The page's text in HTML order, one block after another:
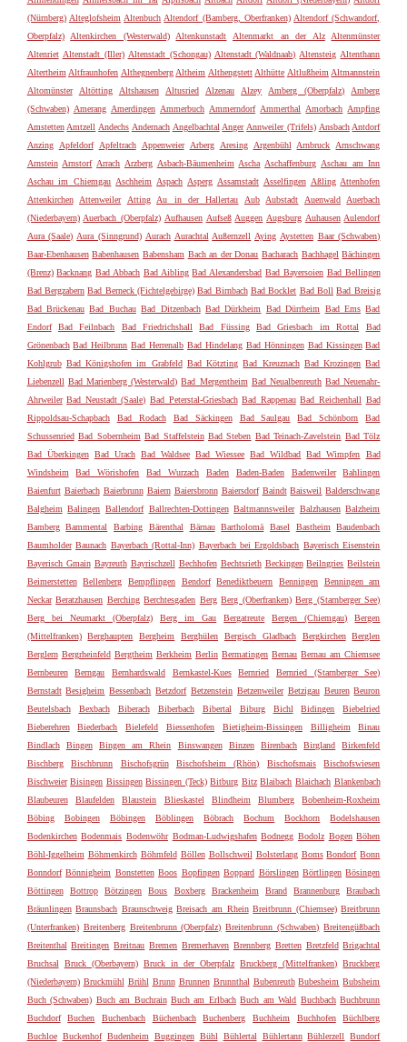
(Nürnberg) Alteglofsheim Altenbuch Altendorf (Bamberg, Oberfranken) Altendorf (Schwandorf,
Oberpfalz)
Altenkirchen (Westerwald) Altenkunstadt Altenmarkt an der Alz
Altenmünster
Altenriet Altenstadt (Iller) Altenstadt (Schongau) Altenstadt (Waldnaab) Altensteig Altenthann
Altertheim Altfraunhofen Althegnenberg Altheim Althengstett Althütte Altlußheim Altmannstein
Altomünster
Altötting Altshausen Altusried Alzenau Alzey Amberg (Oberpfalz)
Amberg
(Schwaben) Amerang Amerdingen Ammerbuch Ammerndorf Ammerthal Amorbach Ampfing
Amstetten Amtzell Andechs Andernach Angelbachtal Anger Annweiler (Trifels) Ansbach Antdorf
Anzing
Apfeldorf Apfeltrach Appenweier Arberg Aresing Argenbühl Arnbruck
Arnschwang
Arnstein Arnstorf Arrach Arzberg Asbach-Bäumenheim Ascha Aschaffenburg Aschau am Inn
Aschau im Chiemgau Aschheim Aspach Asperg Assamstadt Asselfingen Aßling Attenhofen
Attenkirchen
Attenweiler Atting Au in der Hallertau Aub Aubstadt Auenwald
Auerbach
(Niederbayern) Auerbach (Oberpfalz) Aufhausen Aufseß Auggen Augsburg Auhausen Aulendorf
Aura (Saale) Aura (Sinngrund) Aurach Aurachtal Außernzell Aying Aystetten Baar (Schwaben)
Baar-Ebenhausen Babenhausen Babensham Bach an der Donau Bacharach Bachhagel Bächingen
(Brenz) Backnang Bad Abbach Bad Aibling Bad Alexandersbad Bad Bayersoien Bad Bellingen
Bad Bergzabern Bad Berneck (Fichtelgebirge) Bad Birnbach Bad Bocklet Bad Boll Bad Breisig
Bad Brückenau Bad Buchau Bad Ditzenbach Bad Dürkheim Bad Dürrheim Bad Ems Bad
Endorf
Bad Feilnbach Bad Friedrichshall Bad Füssing Bad Griesbach im Rottal
Bad
Grönenbach Bad Heilbrunn Bad Herrenalb Bad Hindelang Bad Hönningen Bad Kissingen Bad
Kohlgrub Bad Königshofen im Grabfeld Bad Kötzting Bad Kreuznach Bad Krozingen Bad
Liebenzell Bad Marienberg (Westerwald) Bad Mergentheim Bad Neualbenreuth Bad Neuenahr-
Ahrweiler Bad Neustadt (Saale) Bad Peterstal-Griesbach Bad Rappenau Bad Reichenhall Bad
Rippoldsau-Schapbach
Bad Rodach Bad Säckingen Bad Saulgau Bad Schönborn
Bad
Schussenried Bad Sobernheim Bad Staffelstein Bad Steben Bad Teinach-Zavelstein Bad Tölz
Bad Überkingen Bad Urach Bad Waldsee Bad Wiessee Bad Wildbad Bad Wimpfen
Bad
Windsheim
Bad Wörishofen Bad Wurzach Baden Baden-Baden Badenweiler
Bahlingen
Baienfurt Baierbach Baierbrunn Baiern Baiersbronn Baiersdorf Baindt Baisweil Balderschwang
Balgheim Balingen Ballendorf Ballrechten-Dottingen Baltmannsweiler Balzhausen Balzheim
Bamberg
Bammental Barbing Bärenthal Bärnau Bartholomä Basel Bastheim
Baudenbach
Baumholder Baunach Bayerbach (Rottal-Inn) Bayerbach bei Ergoldsbach Bayerisch Eisenstein
Bayerisch Gmain Bayreuth Bayrischzell Bechhofen Bechtsrieth Beckingen Beilngries Beilstein
Beimerstetten
Bellenberg Bempflingen Bendorf Benediktbeuern Benningen
Benningen am
Neckar Beratzhausen Berching Berchtesgaden Berg Berg (Oberfranken) Berg (Starnberger See)
Berg bei Neumarkt (Oberpfalz)
Berg im Gau Bergatreute Bergen (Chiemgau)
Bergen
(Mittelfranken)
Berghaupten Bergheim Berghülen Bergisch Gladbach Bergkirchen
Berglen
Berglern Bergrheinfeld Bergtheim Berkheim Berlin Bermatingen Bernau Bernau am Chiemsee
Bernbeuren
Berngau Bernhardswald Bernkastel-Kues Bernried
Bernried (Starnberger See)
Bernstadt Besigheim Bessenbach Betzdorf Betzenstein Betzenweiler Betzigau Beuren Beuron
Beutelsbach
Bexbach Biberach Biberbach Bibertal Biburg Bichl Bidingen
Biebelried
Bieberehren
Biederbach Bielefeld Biessenhofen Bietigheim-Bissingen Billigheim
Binau
Bindlach
Bingen Bingen am Rhein Binswangen Binzen Birenbach Birgland
Birkenfeld
Bischberg
Bischbrunn Bischofsgrün Bischofsheim (Rhön) Bischofsmais
Bischofswiesen
Bischweier Bisingen Bissingen Bissingen (Teck) Bitburg Bitz Blaibach Blaichach Blankenbach
Blaubeuren
Blaufelden Blaustein Blieskastel Blindheim Blumberg
Bobenheim-Roxheim
Böbing
Bobingen Böbingen Böblingen Böbrach Bochum Bockhorn
Bodelshausen
Bodenkirchen Bodenmais Bodenwöhr Bodman-Ludwigshafen Bodnegg Bodolz Bogen Böhen
Böhl-Iggelheim Böhmenkirch Böhmfeld Böllen Bollschweil Bolsterlang Boms Bondorf Bonn
Bonndorf Bönnigheim Bonstetten Boos Bopfingen Boppard Börslingen Börtlingen Bösingen
Böttingen
Bottrop Bötzingen Bous Boxberg Brackenheim Brand Brannenburg
Braubach
Bräunlingen Braunsbach Braunschweig Breisach am Rhein Breitbrunn (Chiemsee) Breitbrunn
(Unterfranken) Breitenberg Breitenbrunn (Oberpfalz) Breitenbrunn (Schwaben) Breitengüßbach
Breitenthal Breitingen Breitnau Bremen Bremerhaven Brennberg Bretten Bretzfeld Brigachtal
Bruchsal
Bruck (Oberbayern) Bruck in der Oberpfalz Bruckberg (Mittelfranken) Bruckberg
(Niederbayern) Bruckmühl Brühl Brunn Brunnen Brunnthal Bubenreuth Bubesheim Bubsheim
Buch (Schwaben) Buch am Buchrain Buch am Erlbach Buch am Wald Buchbach Buchbrunn
Buchdorf
Buchen Buchenbach Büchenbach Buchenberg Buchheim Buchhofen
Büchlberg
Buchloe Buckenhof Budenheim Buggingen Bühl Bühlertal Bühlertann Bühlerzell
Bundorf